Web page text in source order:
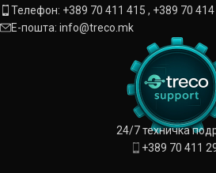
Телефон: +389 70 411 415 , +389 70 414
Е-пошта: info@treco.mk
24/7 техничка
+389 70 411